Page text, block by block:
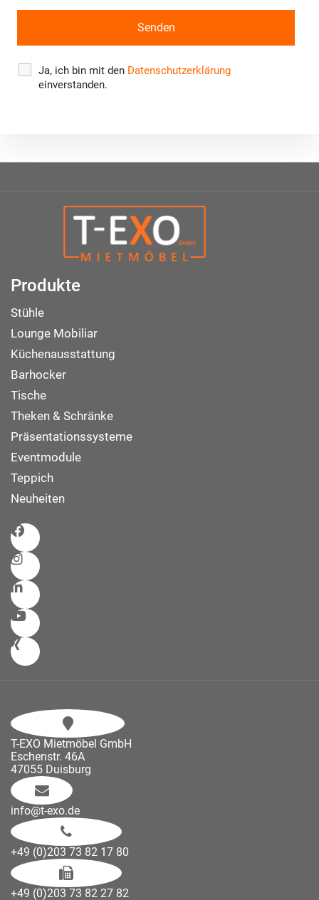
Ja, ich bin mit den Datenschutzerklärung
einverstanden.
Produkte
Stühle
Lounge Mobiliar
Küchenausstattung
Barhocker
Tische
Theken & Schränke
Präsentationssysteme
Eventmodule
Teppich
Neuheiten
T-EXO Mietmöbel GmbH
Eschenstr. 46A
47055 Duisburg
info@t-exo.de
+49 (0)203 73 82 17 80
+49 (0)203 73 82 27 82